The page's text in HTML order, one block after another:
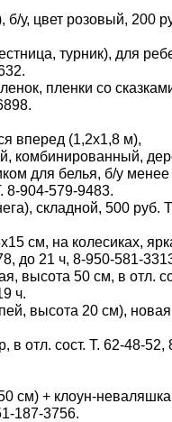
б/у, цвет розовый, 200
турник), для
пленки со
вперед (1,2х1,8 м),
комбинированный,
для белья, б/у менее
8-904-579-9483.
складной, 500 руб.
см, на колесиках,
до 21 ч, 8-950-581-
высота 50 см, в отл.
ч.
высота 20 см),
в отл. сост. Т. 62-48-52,
см) + клоун-неваляшка
187-3756.